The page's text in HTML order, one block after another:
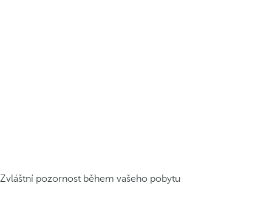
Zvláštní pozornost během vašeho pobytu